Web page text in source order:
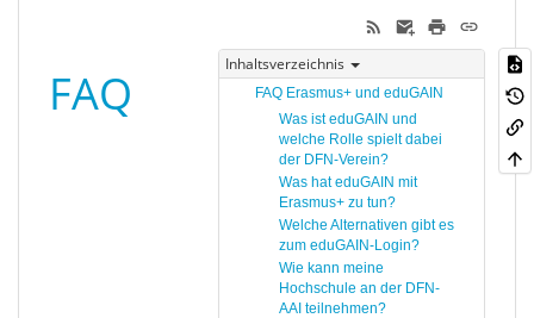
Inhaltsverzeichnis
FAQ Erasmus+ und eduGAIN
Was ist eduGAIN und
welche Rolle spielt dabei
der DFN-Verein?
Was hat eduGAIN mit
Erasmus+ zu tun?
Welche Alternativen gibt es
zum eduGAIN-Login?
Wie kann meine
Hochschule an der DFN-
AAI teilnehmen?
FAQ